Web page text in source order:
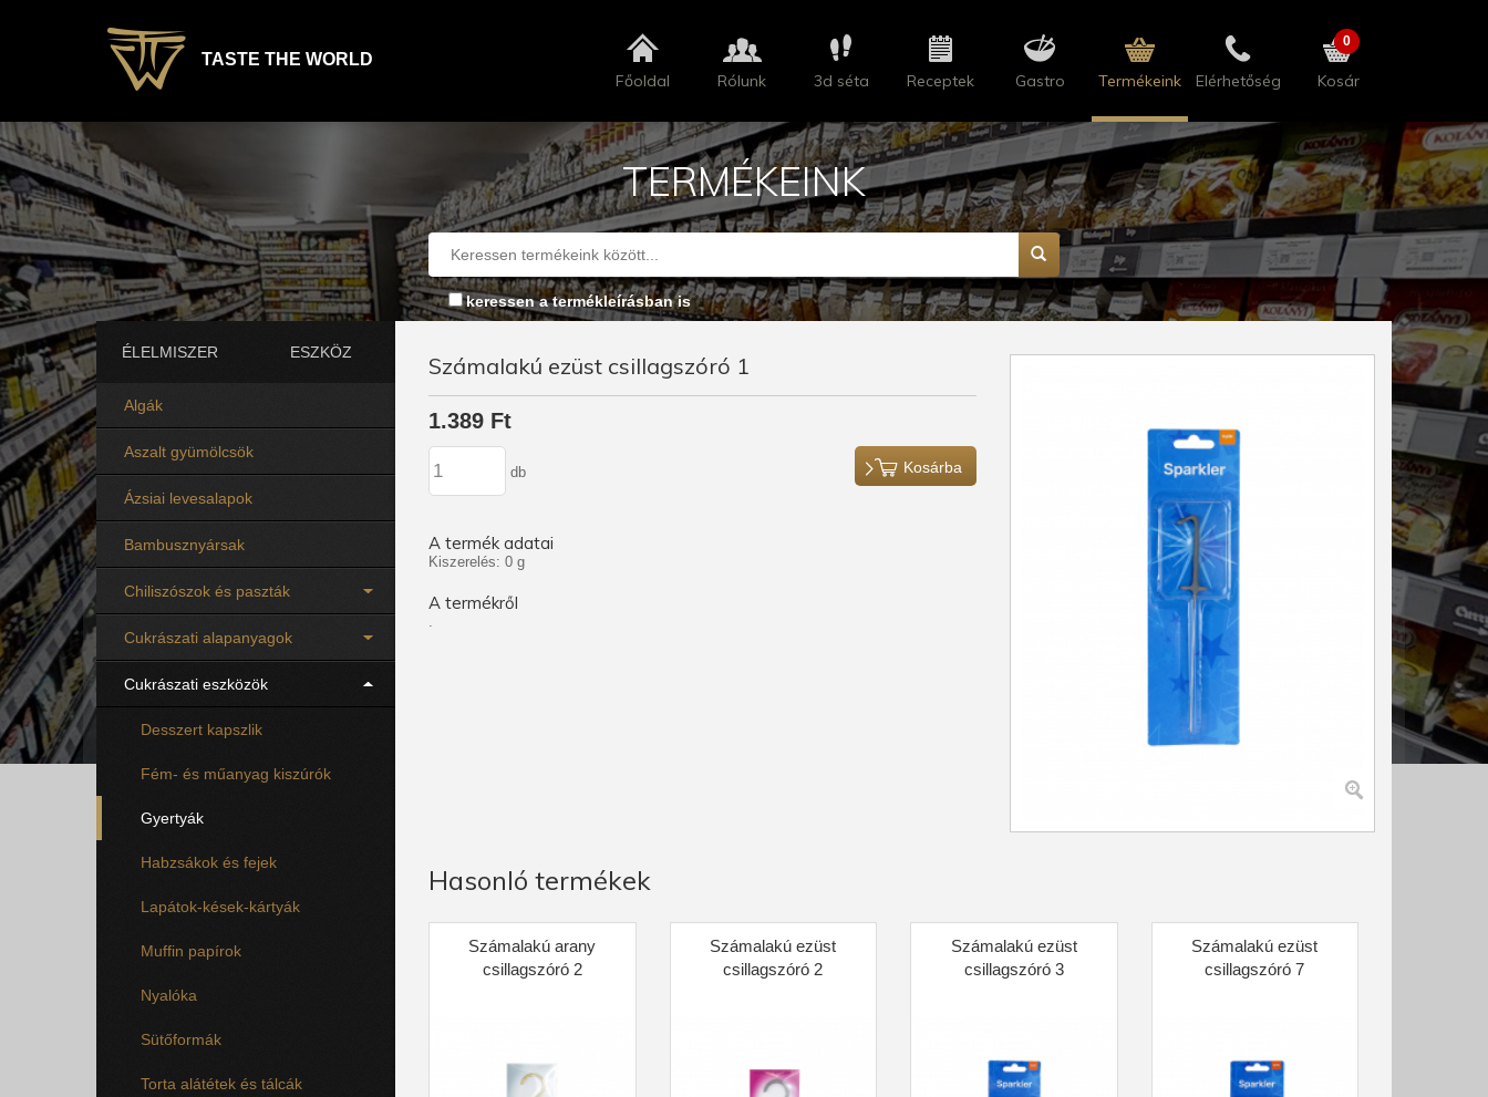
TASTE THE WORLD
Főoldal Rólunk 3d séta Receptek Gastro Termékeink Elérhetőség Kosár
0
TERMÉKEINK
keressen a termékleírásban is
ÉLELMISZER ESZKÖZ
Algák
Aszalt gyümölcsök
Ázsiai levesalapok
Bambusznyársak
Chiliszószok és paszták
Cukrászati alapanyagok
Cukrászati eszközök
Desszert kapszlik
Fém- és műanyag kiszúrók
Gyertyák
Habzsákok és fejek
Lapátok-kések-kártyák
Muffin papírok
Nyalóka
Sütőformák
Torta alátétek és tálcák
Számalakú ezüst csillagszóró 1
1.389 Ft
db Kosárba
A termék adatai
Kiszerelés: 0 g
A termékről
.
Hasonló termékek
Számalakú arany
csillagszóró 2
Számalakú ezüst
csillagszóró 2
Számalakú ezüst
csillagszóró 3
Számalakú ezüst
csillagszóró 7